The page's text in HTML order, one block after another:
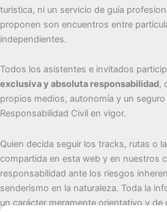
turística, ni un servicio de guía
proponen son encuentros entre
independientes.
Todos los asistentes e invitados
exclusiva y absoluta responsabilidad,
propios medios, autonomía y un
Responsabilidad Civil en vigor.
Quien decida seguir los tracks, rutas o
compartida en esta web y en nuestros
responsabilidad ante los riesgos
senderismo en la naturaleza. Toda la
un carácter meramente orientativo y de